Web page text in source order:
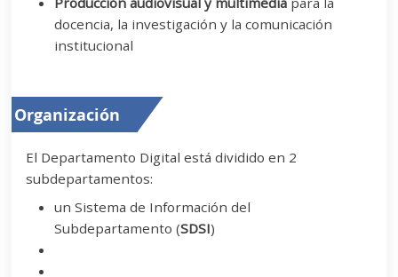
docencia, la investigación y la comunicación
institucional
Organización
El Departamento Digital está dividido en 2
subdepartamentos:
un Sistema de Información del
Subdepartamento (SDSI)